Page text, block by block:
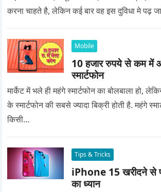
करना चाहते है, लेकिन कई बार वह इस दुविधा मे पढ़
Mobile
10 हजार रुपये से कम में
स्मार्टफोन
मार्केट में भले ही महंगे स्मार्टफोन का बोलबाला हो,
के स्मार्टफोन की सबसे ज्यादा बिक्री होती है. महंगे
किसी…
Tips & Tricks
iPhone 15 खरीदने से
का ध्यान